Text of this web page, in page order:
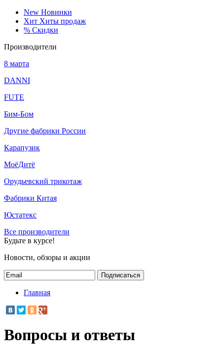
New Новинки
Хит Хиты продаж
% Скидки
Производители
8 марта
DANNI
FUTE
Бим-Бом
Другие фабрики России
Карапузик
МоёДитё
Орудьевский трикотаж
Фабрики Китая
Юстатекс
Все производители
Будьте в курсе!
Новости, обзоры и акции
Подписаться
Главная
Вопросы и ответы